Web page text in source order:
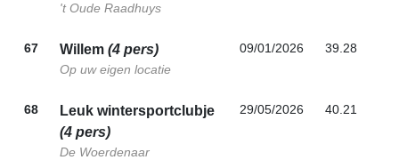
't Oude Raadhuys
67 Willem (4 pers)
Op uw eigen locatie
09/01/2026 39.28
68
Leuk wintersportclubje
(4 pers)
De Woerdenaar
29/05/2026 40.21